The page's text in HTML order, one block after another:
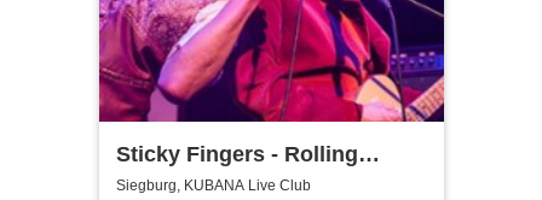
Sticky Fingers - Rolling
Stones Tribute
Siegburg, KUBANA Live Club